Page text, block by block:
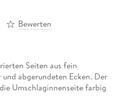
Bewerten
Seiten aus fein
abgerundeten Ecken. Der
Umschlaginnenseite farbig